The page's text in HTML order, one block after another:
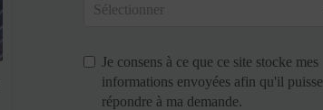
Je consens à ce que ce site stocke mes
informations envoyées afin qu'il puisse
répondre à ma demande.